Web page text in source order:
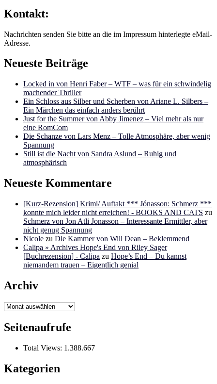
Kontakt:
Nachrichten senden Sie bitte an die im Impressum hinterlegte eMail-
Adresse.
Neueste Beiträge
Locked in von Henri Faber – WTF – was für ein schwindelig
machender Thriller
Ein Schloss aus Silber und Scherben von Ariane L. Silbers –
Ein Märchen das einfach anders berührt
Just for the Summer von Abby Jimenez – Viel mehr als nur
eine RomCom
Die Schanze von Lars Menz – Tolle Atmosphäre, aber wenig
Spannung
Still ist die Nacht von Sandra Aslund – Ruhig und
atmosphärisch
Neueste Kommentare
[Kurz-Rezension] Krimi/ Auftakt *** Jónasson: Schmerz ***
konnte mich leider nicht erreichen! - BOOKS AND CATS zu
Schmerz von Jon Atli Jonasson – Interessante Ermittler, aber
nicht genug Spannung
Nicole zu Die Kammer von Will Dean – Beklemmend
Calipa » Archives Hope's End von Riley Sager
[Buchrezension] - Calipa zu Hope’s End – Du kannst
niemandem trauen – Eigentlich genial
Archiv
Archiv
Seitenaufrufe
Total Views: 1.388.667
Kategorien